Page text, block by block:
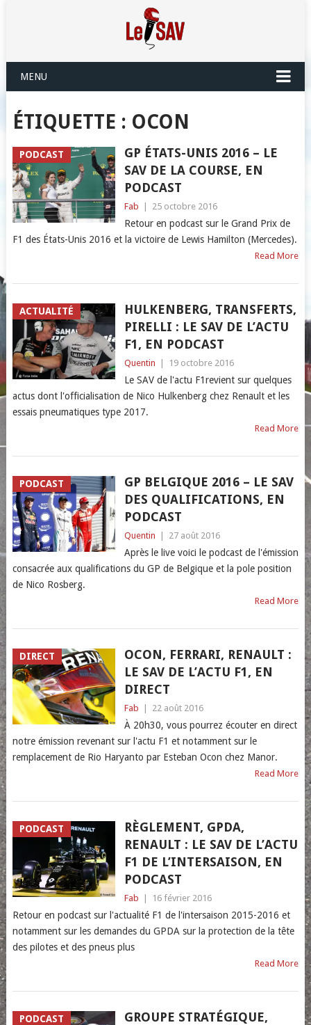
MENU
ÉTIQUETTE : OCON
PODCAST
GP ÉTATS-UNIS 2016 – LE
SAV DE LA COURSE, EN
PODCAST
Fab 25 octobre 2016
Retour en podcast sur le Grand Prix de
F1 des États-Unis 2016 et la victoire de Lewis Hamilton (Mercedes).
Read More
ACTUALITÉ
HULKENBERG, TRANSFERTS,
PIRELLI : LE SAV DE L’ACTU
F1, EN PODCAST
Quentin 19 octobre 2016
Le SAV de l'actu F1revient sur quelques
actus dont l'officialisation de Nico Hulkenberg chez Renault et les
essais pneumatiques type 2017.
Read More
PODCAST
GP BELGIQUE 2016 – LE SAV
DES QUALIFICATIONS, EN
PODCAST
Quentin 27 août 2016
Après le live voici le podcast de l'émission
consacrée aux qualifications du GP de Belgique et la pole position
de Nico Rosberg.
Read More
DIRECT
OCON, FERRARI, RENAULT :
LE SAV DE L’ACTU F1, EN
DIRECT
Fab 22 août 2016
À 20h30, vous pourrez écouter en direct
notre émission revenant sur l'actu F1 et notamment sur le
remplacement de Rio Haryanto par Esteban Ocon chez Manor.
Read More
PODCAST
RÈGLEMENT, GPDA,
RENAULT : LE SAV DE L’ACTU
F1 DE L’INTERSAISON, EN
PODCAST
Fab 16 février 2016
Retour en podcast sur l'actualité F1 de l'intersaison 2015-2016 et
notamment sur les demandes du GPDA sur la protection de la tête
des pilotes et des pneus plus
Read More
PODCAST
GROUPE STRATÉGIQUE,